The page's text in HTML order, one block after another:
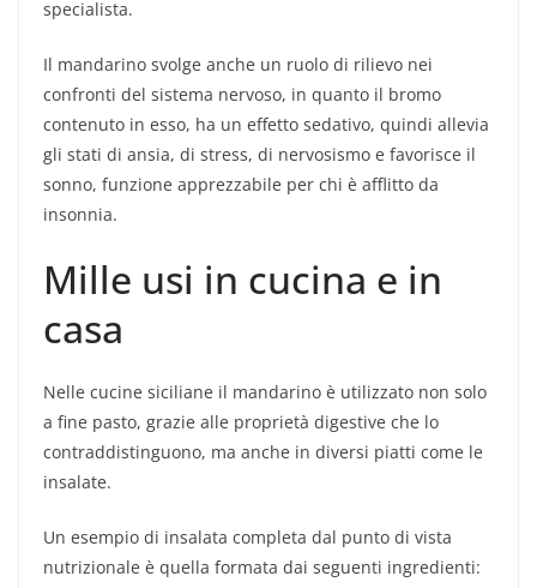
specialista.
Il mandarino svolge anche un ruolo di rilievo nei
confronti del sistema nervoso, in quanto il bromo
contenuto in esso, ha un effetto sedativo, quindi allevia
gli stati di ansia, di stress, di nervosismo e favorisce il
sonno, funzione apprezzabile per chi è afflitto da
insonnia.
Mille usi in cucina e in
casa
Nelle cucine siciliane il mandarino è utilizzato non solo
a fine pasto, grazie alle proprietà digestive che lo
contraddistinguono, ma anche in diversi piatti come le
insalate.
Un esempio di insalata completa dal punto di vista
nutrizionale è quella formata dai seguenti ingredienti: